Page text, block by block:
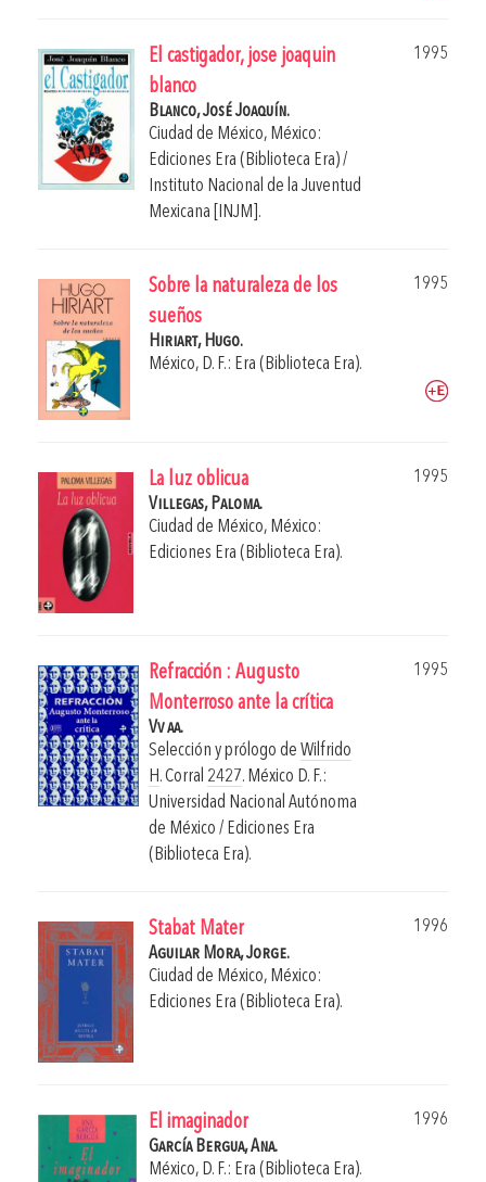
El castigador, jose joaquin
blanco
1995
Blanco, José Joaquín.
Ciudad de México, México:
Ediciones Era (Biblioteca Era) /
Instituto Nacional de la Juventud
Mexicana [INJM].
Sobre la naturaleza de los
sueños
1995
Hiriart, Hugo.
México, D. F.: Era (Biblioteca Era).
La luz oblicua
1995
Villegas, Paloma.
Ciudad de México, México:
Ediciones Era (Biblioteca Era).
Refracción : Augusto
Monterroso ante la crítica
1995
Vv aa.
Selección y prólogo de Wilfrido
H. Corral 2427. México D. F.:
Universidad Nacional Autónoma
de México / Ediciones Era
(Biblioteca Era).
Stabat Mater
1996
Aguilar Mora, Jorge.
Ciudad de México, México:
Ediciones Era (Biblioteca Era).
El imaginador
1996
García Bergua, Ana.
México, D. F.: Era (Biblioteca Era).